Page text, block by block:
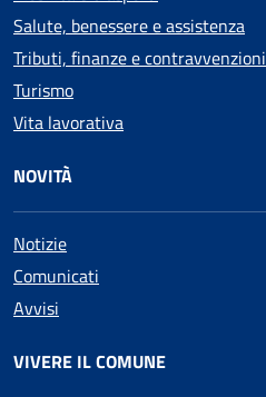
Salute, benessere e assistenza
Tributi, finanze e contravvenzioni
Turismo
Vita lavorativa
NOVITÀ
Notizie
Comunicati
Avvisi
VIVERE IL COMUNE